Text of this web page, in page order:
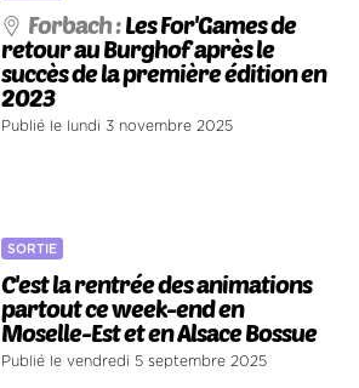
Forbach :Les For'Games de
retour au Burghof après le
succès de la première édition en
2023
Publié le lundi 3 novembre 2025
SORTIE
C'est la rentrée des animations
partout ce week-end en
Moselle-Est et en Alsace Bossue
Publié le vendredi 5 septembre 2025